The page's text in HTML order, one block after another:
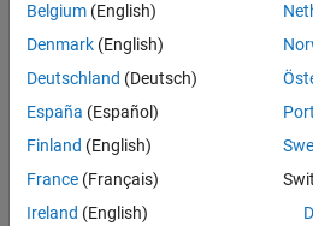
Profiling and Tracing for Performance
Optimization
Applications
Belgium (English)
Denmark (English)
Deutschland (Deutsch)
España (Español)
Finland (English)
France (Français)
Ireland (English)
Centro de confianza
Marcas
Política de privacidad
Antipiratería
Información de contacto
© 1994-2026 The MathWorks, Inc.